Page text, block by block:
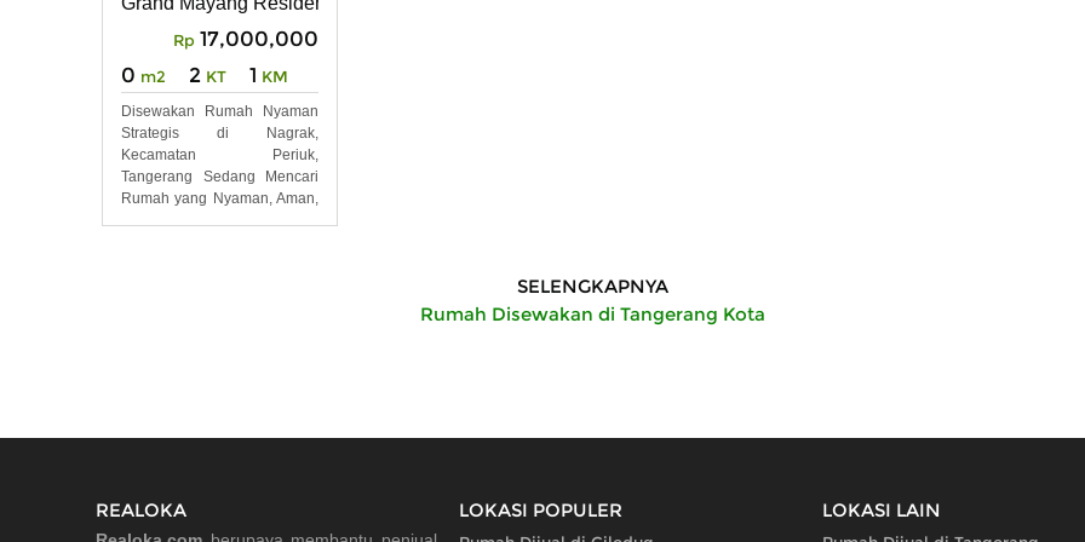
Rp 17,000,000
0 m2 2 KT 1 KM
Disewakan Rumah Nyaman
Strategis di Nagrak,
Kecamatan Periuk,
Tangerang Sedang Mencari
Rumah yang Nyaman, Aman,
SELENGKAPNYA
Rumah Disewakan di Tangerang Kota
REALOKA LOKASI POPULER LOKASI LAIN